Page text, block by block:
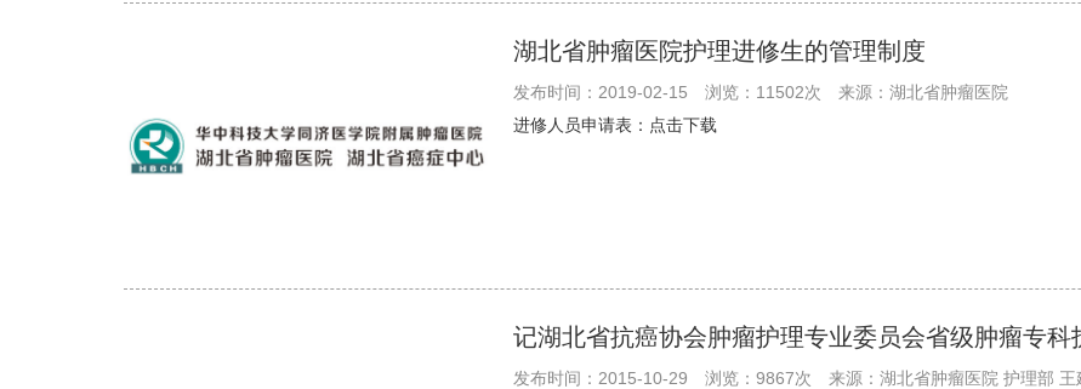
湖北省肿瘤医院护理进修生的管理制度
发布时间：2019-02-15 浏览：11502次
来源：湖北省肿瘤医院
进修人员申请表：点击下载
记湖北省抗癌协会肿瘤护理专业委员会省级肿瘤专
发布时间：2015-10-29 浏览：9867次
来源：湖北省肿瘤医院 护理部 王